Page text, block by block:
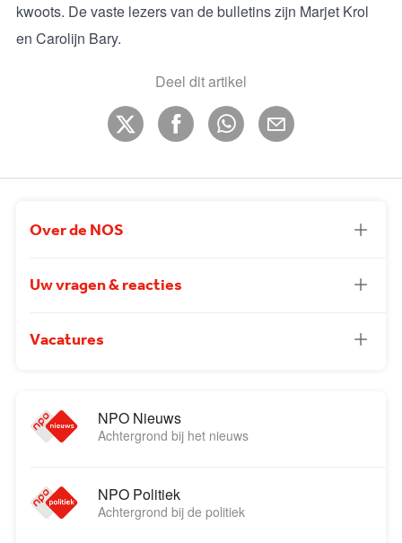
kwoots. De vaste lezers van de bulletins zijn Marjet Krol
en Carolijn Bary.
Deel dit artikel
Over de NOS
Uw vragen & reacties
Vacatures
NPO Nieuws
Achtergrond bij het nieuws
NPO Politiek
Achtergrond bij de politiek